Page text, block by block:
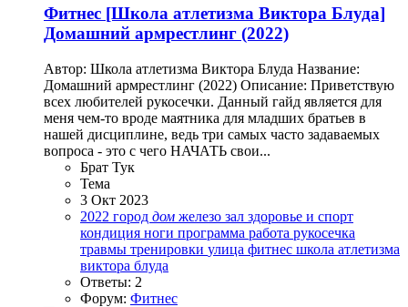
Фитнес [Школа атлетизма Виктора Блуда]
Домашний армрестлинг (2022)
Автор: Школа атлетизма Виктора Блуда Название:
Домашний армрестлинг (2022) Описание: Приветствую
всех любителей рукосечки. Данный гайд является для
меня чем-то вроде маятника для младших братьев в
нашей дисциплине, ведь три самых часто задаваемых
вопроса - это с чего НАЧАТЬ свои...
Брат Тук
Тема
3 Окт 2023
2022 город дом железо зал здоровье и спорт
кондиция ноги программа работа рукосечка
травмы тренировки улица фитнес школа атлетизма
виктора блуда
Ответы: 2
Форум: Фитнес